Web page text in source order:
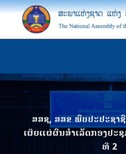
ສສຊ, ສສຂ ພົບປະປະຊາ
ເຜີຍແຜ່ຜົນສໍາເລັດກອງປະ
ທີ 2